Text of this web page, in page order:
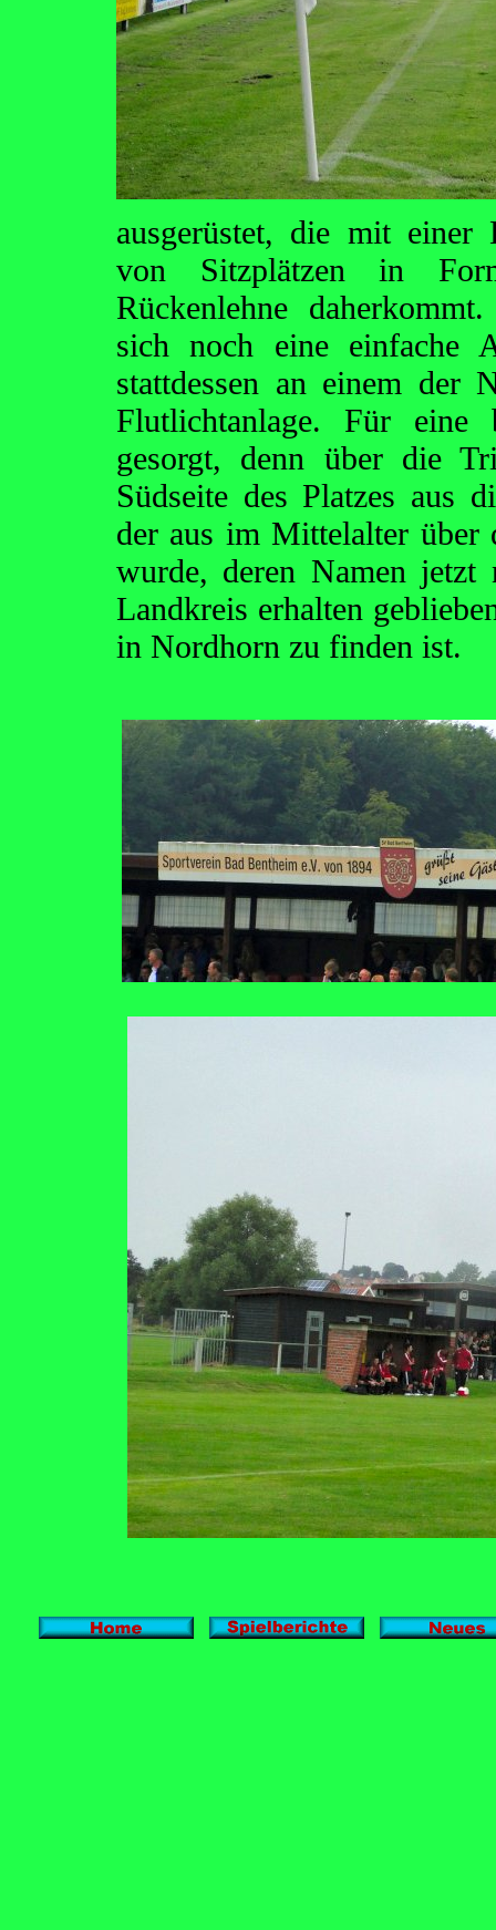
ausgerüstet, die mit einer
von Sitzplätzen in
Rückenlehne
sich noch eine einfache
stattdessen an einem der
Flutlichtanlage. Für eine
gesorgt, denn über die
Südseite des Platzes aus
der aus im Mittelalter über
wurde, deren Namen
Landkreis erhalten
in Nordhorn zu finden ist.